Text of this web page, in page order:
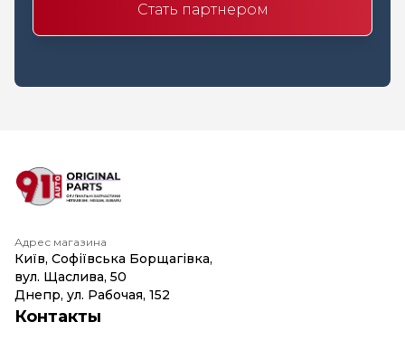
Стать партнером
Адрес магазина
Київ, Софіївська Борщагівка,
вул. Щаслива, 50
Днепр, ул. Рабочая, 152
Контакты